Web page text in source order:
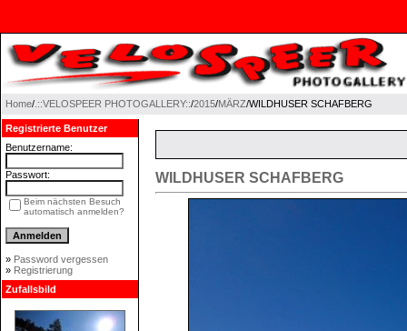
Home/ .::VELOSPEER PHOTOGALLERY::/2015/MÄRZ/WILDHUSER SCHAFBERG
Registrierte Benutzer
Benutzername:
Passwort:
Beim nächsten Besuch
automatisch anmelden?
» Password vergessen
» Registrierung
Zufallsbild
WILDHUSER SCHAFBERG